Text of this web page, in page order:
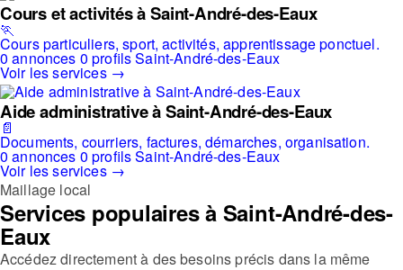
Cours et activités à Saint-André-des-Eaux
🏃
Cours particuliers, sport, activités, apprentissage ponctuel.
0 annonces 0 profilsSaint-André-des-Eaux
Voir les services →
Aide administrative à Saint-André-des-Eaux
📄
Documents, courriers, factures, démarches, organisation.
0 annonces0 profilsSaint-André-des-Eaux
Voir les services →
Maillage local
Services populaires à Saint-André-des-
Eaux
Accédez directement à des besoins précis dans la même